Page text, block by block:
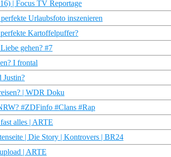
| Focus TV Reportage
Urlaubsfoto inszenieren
Kartoffelpuffer?
gehen? #7
I frontal
Justin?
| WDR Doku
#ZDFinfo #Clans #Rap
alles | ARTE
| Die Story | Kontrovers | BR24
| ARTE